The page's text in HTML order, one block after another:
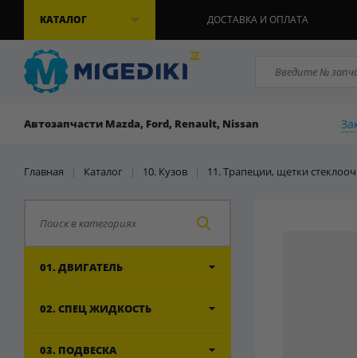
КАТАЛОГ ДОСТАВКА И ОПЛАТА
Автозапчасти Mazda, Ford, Renault, Nissan
Главная | Каталог | 10. Кузов | 11. Трапеции, щетки
01. ДВИГАТЕЛЬ
02. СПЕЦ ЖИДКОСТЬ
03. ПОДВЕСКА